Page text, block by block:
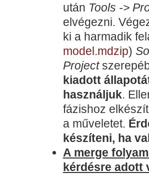
után Tools ->
elvégezni.
ki a harmadik
model.mdzip)
Project
kiadott
használjuk.
fázishoz
a műveletet.
készíteni, ha
A merge
kérdésre adott